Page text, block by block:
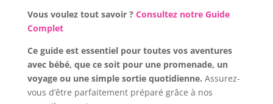
Vous voulez tout savoir ?Consultez notre Guide
Complet
Ce guide est essentiel pour toutes vos aventures
avec bébé, que ce soit pour une promenade, un
voyage ou une simple sortie quotidienne. Assurez-
vous d’être parfaitement préparé grâce à nos